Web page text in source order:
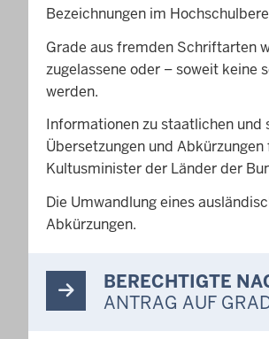
Bezeichnungen im
Grade aus fremden Schriftarten
zugelassene oder – soweit keine
werden.
Informationen zu staatlichen und
Übersetzungen und
Kultusminister der Länder der
Die Umwandlung eines
Abkürzungen.
BERECHTIGTE
ANTRAG AUF